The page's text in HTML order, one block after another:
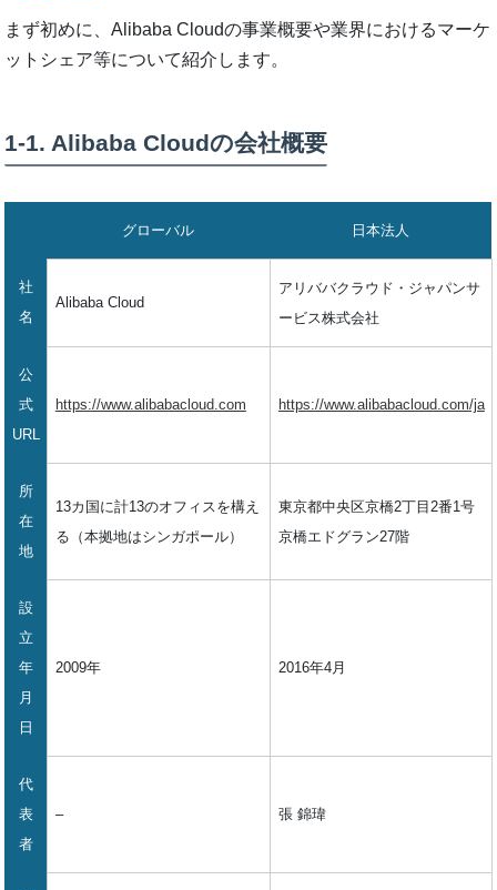
まず初めに、Alibaba Cloudの事業概要や業界におけるマーケ
ットシェア等について紹介します。
1-1. Alibaba Cloudの会社概要
グローバル 日本法人
社
名
Alibaba Cloud
アリババクラウド・ジャパンサ
ービス株式会社
公
式
URL
https://www.alibabacloud.com https://www.alibabacloud.com/ja
所
在
地
13カ国に計13のオフィスを構え
る（本拠地はシンガポール）
東京都中央区京橋2丁目2番1号
京橋エドグラン27階
設
立
年
月
日
2009年 2016年4月
代
表
者
– 張 錦瑋